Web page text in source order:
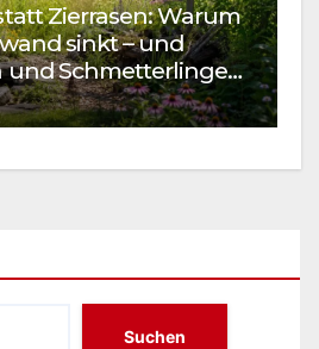
Zierrasen: Warum
sinkt – und
und Schmetterlinge
Suchen